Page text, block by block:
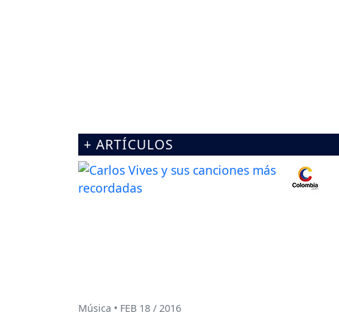
+ ARTÍCULOS
Música • FEB 18 / 2016